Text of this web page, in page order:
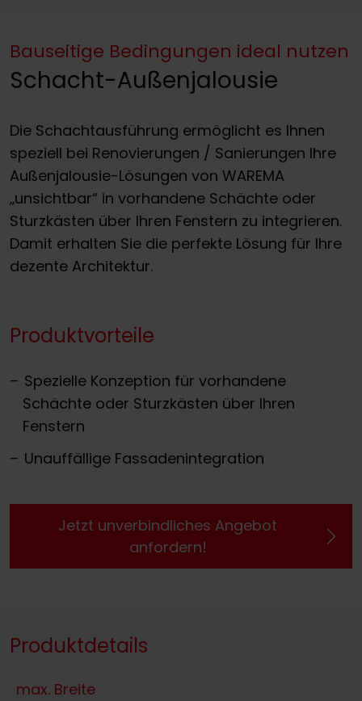
Bauseitige Bedingungen ideal nutzen
Schacht-Außenjalousie
Die Schachtausführung ermöglicht es Ihnen
speziell bei Renovierungen / Sanierungen Ihre
Außenjalousie-Lösungen von WAREMA
„unsichtbar“ in vorhandene Schächte oder
Sturzkästen über Ihren Fenstern zu integrieren.
Damit erhalten Sie die perfekte Lösung für Ihre
dezente Architektur.
Produktvorteile
Spezielle Konzeption für vorhandene
Schächte oder Sturzkästen über Ihren
Fenstern
Unauffällige Fassadenintegration
Jetzt unverbindliches Angebot
anfordern!
Produktdetails
max. Breite